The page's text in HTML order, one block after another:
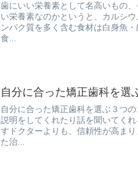
歯にいい栄養素として名高いもの
い栄養素なのかというと、カルシ
ンパク質を多く含む食材は白身魚
食...
自分に合った矯正歯科を選
自分に合った矯正歯科を選ぶ３つ
説明をしてくれたり話を聞いてく
すドクターよりも、信頼性が高ま
た治...